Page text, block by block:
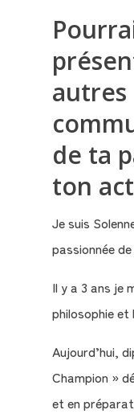
autres
de ta
ton
Je suis
passionnée
Il y a 3 ans je
philosophie
Aujourd’hui,
Champion »
et en